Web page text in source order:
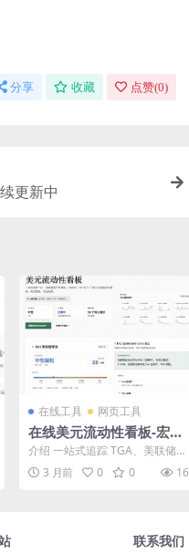
分享 收藏 点赞(0)
更新中
在线工具 网页工具
在线美元流动性看板-宏观
交易员的福音
介绍 一站式追踪 TGA、美联储资
产负债表、ONRRP、VIX 等 12
个核心...
3 月前 0 0 16
联系我们